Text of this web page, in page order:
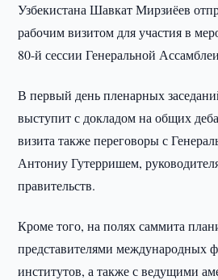
Узбекистана Шавкат Мирзиёев
рабочим визитом для участия в
80-й сессии Генеральной
В первый день пленарных
выступит с докладом на общих
визита также переговоры с
Антониу Гутерришем,
правительств.
Кроме того, на полях саммита
представителями международных
институтов, а также с ведущими